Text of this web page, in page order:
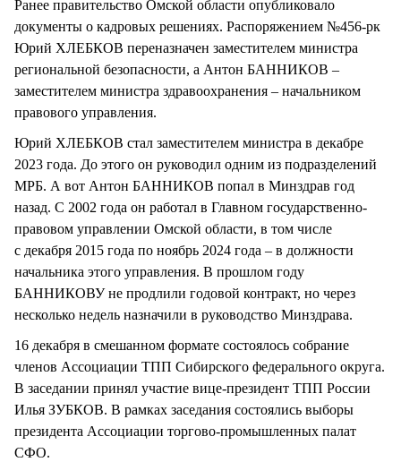
Ранее правительство Омской области опубликовало
документы о кадровых решениях. Распоряжением №456-рк
Юрий ХЛЕБКОВ переназначен заместителем министра
региональной безопасности, а Антон БАННИКОВ –
заместителем министра здравоохранения – начальником
правового управления.
Юрий ХЛЕБКОВ стал заместителем министра в декабре
2023 года. До этого он руководил одним из подразделений
МРБ. А вот Антон БАННИКОВ попал в Минздрав год
назад. С 2002 года он работал в Главном государственно-
правовом управлении Омской области, в том числе
с декабря 2015 года по ноябрь 2024 года – в должности
начальника этого управления. В прошлом году
БАННИКОВУ не продлили годовой контракт, но через
несколько недель назначили в руководство Минздрава.
16 декабря в смешанном формате состоялось собрание
членов Ассоциации ТПП Сибирского федерального округа.
В заседании принял участие вице-президент ТПП России
Илья ЗУБКОВ. В рамках заседания состоялись выборы
президента Ассоциации торгово-промышленных палат
СФО.